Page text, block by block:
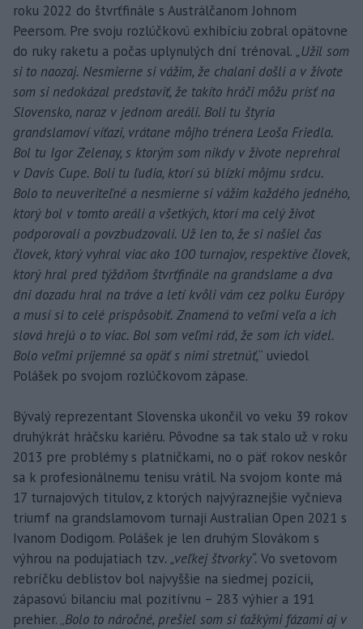
roku 2022 do štvrťfinále s Austrálčanom Johnom
Peersom. Pre svoju rozlúčkovú exhibíciu zobral opätovne
do ruky raketu a počas uplynulých dní trénoval. „Užil som
si to naozaj. Nesmierne si vážim, že chalani došli a v živote
som si nedokázal predstaviť, že takíto hráči môžu prísť na
Slovensko, naraz v jednom areáli. Boli tu štyria
grandslamoví víťazi, vrátane môjho trénera Leoša Friedla.
Bol tu Igor Zelenay, s ktorým som nikdy v živote neprehral
v Davis Cupe. Boli tu ľudia, ktorí sú blízki môjmu srdcu.
Bolo to neuveriteľné a nesmierne si vážim každého jedného,
ktorý bol v tomto areáli a všetkých, ktorí ma celý život
podporovali a povzbudzovali. Už len to, že si našiel čas
človek, ktorý vyhral viac ako 100 turnajov, respektíve človek,
ktorý hral pred týždňom štvrťfinále na grandslame a dva
dni dozadu hral na tráve a letí kvôli vám cez polku Európy
a musí si to celé prispôsobiť. Znamená to veľmi veľa a ich
slová hrejú o to viac. Bol som veľmi rád, že som ich videl.
Bolo veľmi príjemné sa opäť s nimi stretnúť,“ uviedol
Polášek po svojom rozlúčkovom zápase.
Bývalý reprezentant Slovenska ukončil vo veku 39 rokov
druhýkrát hráčsku kariéru. Pôvodne sa tak stalo už v roku
2013 pre problémy s platničkami, no o päť rokov neskôr
sa k profesionálnemu tenisu vrátil. Na svojom konte má
17 turnajových titulov, z ktorých najvýraznejšie vyčnieva
triumf na grandslamovom turnaji Australian Open 2021 s
Ivanom Dodigom. Polášek je len druhým Slovákom s
výhrou na podujatiach tzv. „veľkej štvorky“. Vo svetovom
rebríčku deblistov bol najvyššie na siedmej pozícii,
zápasovú bilanciu mal pozitívnu – 283 výhier a 191
prehier. „Bolo to náročné, prešiel som si ťažkými fázami aj v